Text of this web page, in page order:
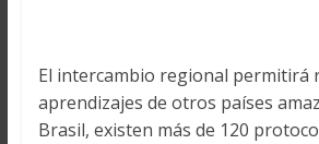
El intercambio regional permitirá
aprendizajes de otros países
Brasil, existen más de 120